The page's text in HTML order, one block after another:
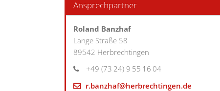
Ansprechpartner
Roland Banzhaf
Lange Straße 58
89542 Herbrechtingen
+49 (73 24) 9 55 16 04
r.banzhaf@herbrechtingen.de